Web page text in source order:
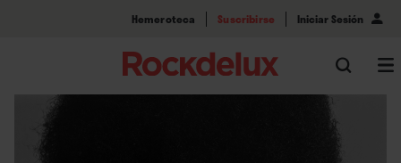
Hemeroteca Suscribirse Iniciar Sesión